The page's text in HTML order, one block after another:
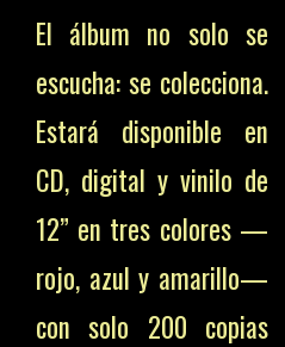
El álbum no solo se
escucha: se colecciona.
Estará disponible en
CD, digital y vinilo de
12” en tres colores —
rojo, azul y amarillo—
con solo 200 copias